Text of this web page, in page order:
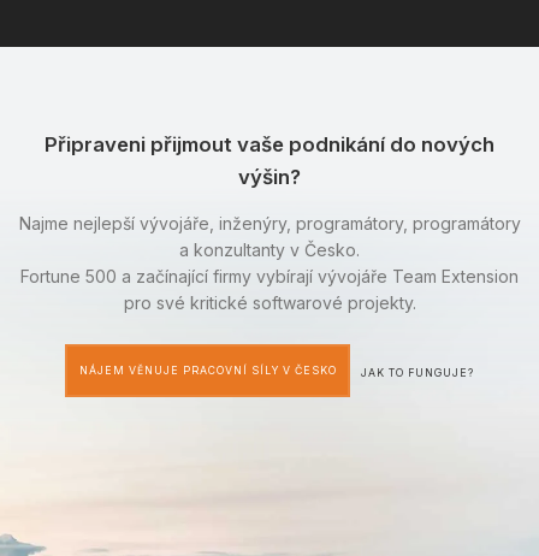
Připraveni přijmout vaše podnikání do nových
výšin?
Najme nejlepší vývojáře, inženýry, programátory, programátory
a konzultanty v Česko.
Fortune 500 a začínající firmy vybírají vývojáře Team Extension
pro své kritické softwarové projekty.
NÁJEM VĚNUJE PRACOVNÍ SÍLY V ČESKO JAK TO FUNGUJE?